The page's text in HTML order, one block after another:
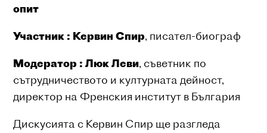
опит
Участник : Кервин Спир, писател-биограф
Модератор : Люк Леви, съветник по
сътрудничеството и културната дейност,
директор на Френския институт в България
Дискусията с Кервин Спир ще разгледа